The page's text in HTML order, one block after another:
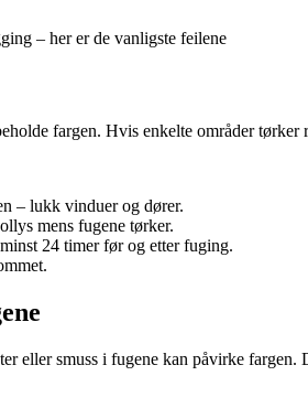
– her er de vanligste feilene
fargen. Hvis enkelte områder
– lukk vinduer og dører.
mens fugene tørker.
24 timer før og etter fuging.
eller smuss i fugene kan påvirke